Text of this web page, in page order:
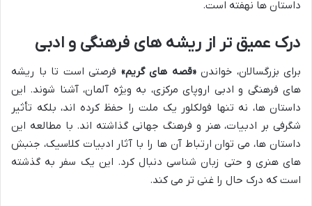
داستان ها نهفته است.
درک عمیق تر از ریشه های فرهنگی و ادبی
برای بزرگسالان، خواندن«قصه های گریم» فرصتی است تا با ریشه
های فرهنگی و ادبی اروپای مرکزی، به ویژه آلمان، آشنا شوند. این
داستان ها، نه تنها فولکلور یک ملت را حفظ کرده اند، بلکه تأثیر
شگرفی بر ادبیات، هنر و فرهنگ جهانی گذاشته اند. با مطالعه این
داستان ها، می توان ارتباط آن ها را با آثار ادبیات کلاسیک، جنبش
های هنری و حتی زبان شناسی دنبال کرد. این یک سفر به گذشته
است که درک حال را غنی تر می کند.